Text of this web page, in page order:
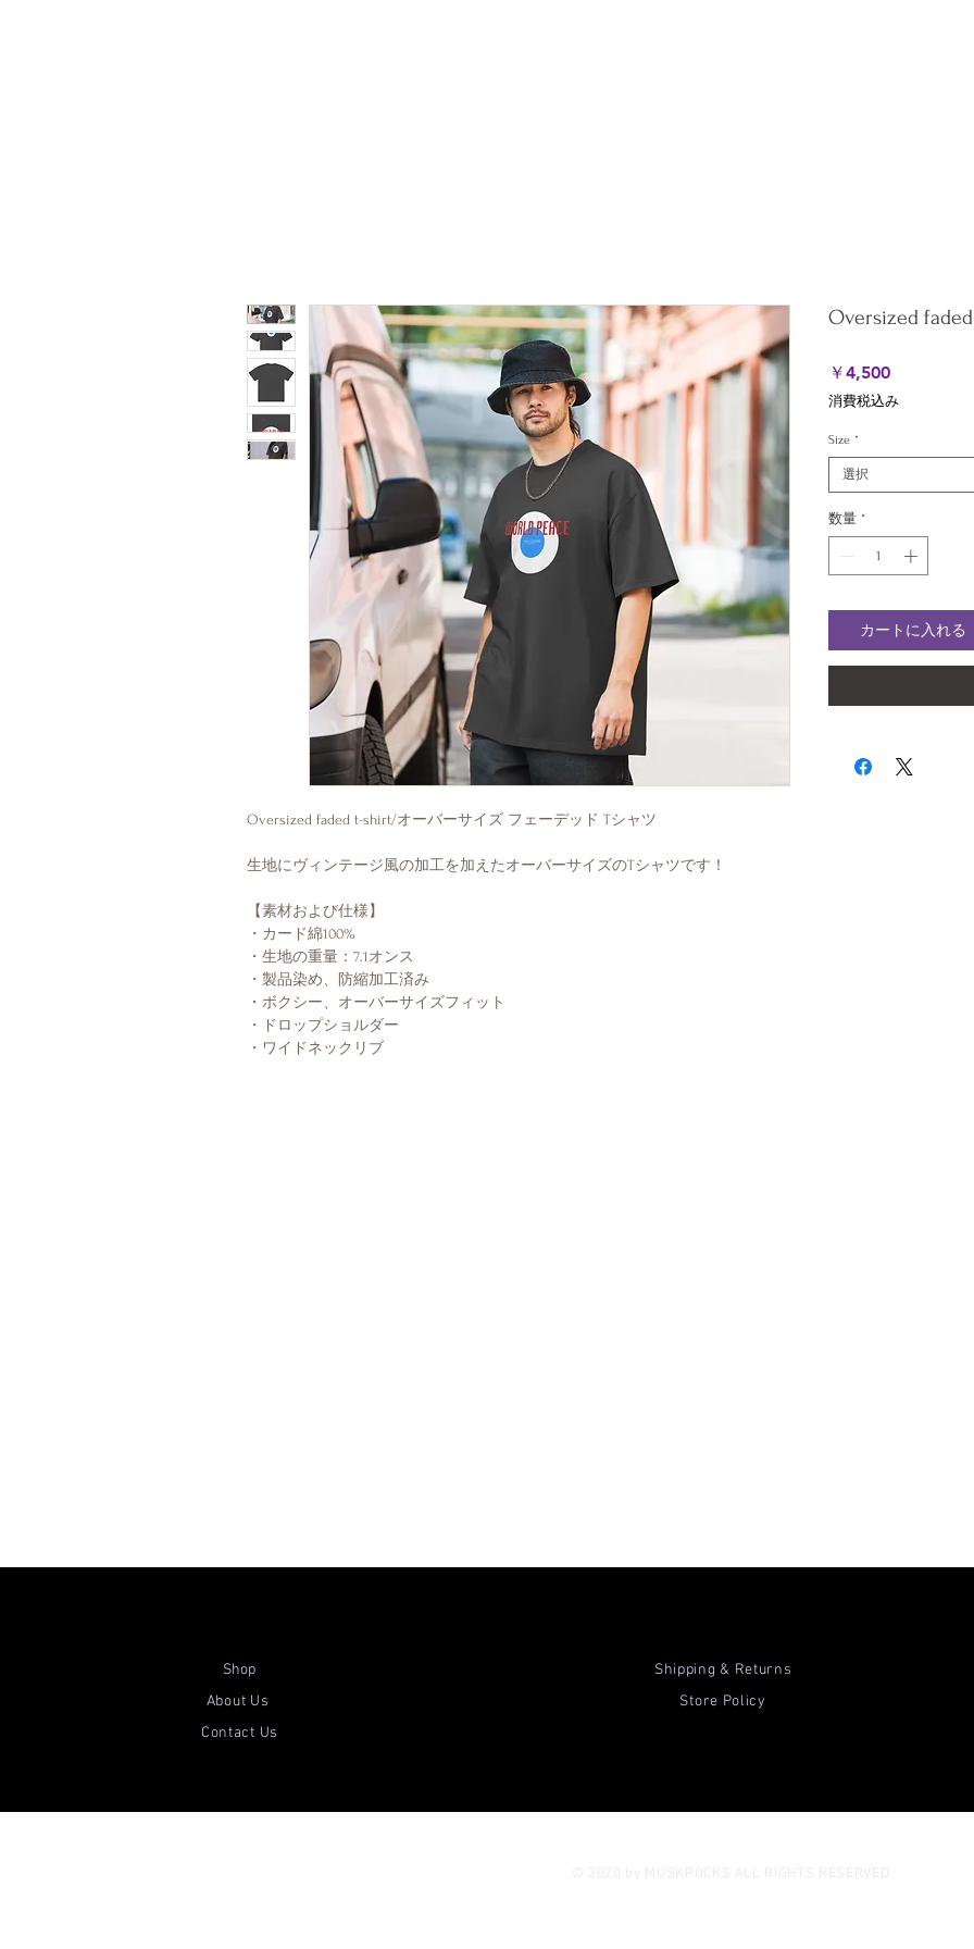
Oversized faded t-shirt/オーバーサイズ フェーデッド Tシャツ
生地にヴィンテージ風の加工を加えたオーバーサイズのTシャツです！
【素材および仕様】
・カード綿100%
・生地の重量：7.1オンス
・製品染め、防縮加工済み
・ボクシー、オーバーサイズフィット
・ドロップショルダー
・ワイドネックリブ
Oversized
￥4,500価
格
消費税込み
Size *
選択
数量 *
カートに入れる
Shop
About Us
Contact Us
Shipping & Returns
Store Policy
© 2020 by MUSKROCKS ALL RIGHTS RESERVED